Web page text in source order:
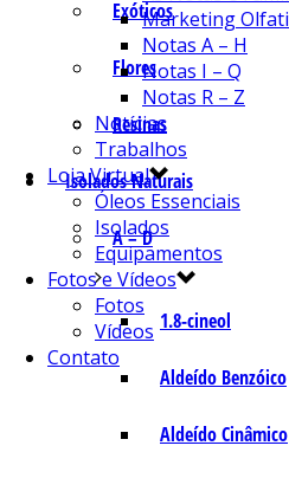
Exóticos
Flores
Resinas
Isolados Naturais
A – D
1.8-cineol
Aldeído Benzóico
Aldeído Cinâmico
Marketing
Notas A – H
Notas I – Q
Notas R – Z
Notícias
Trabalhos
Loja Virtual
Óleos Essenciais
Isolados
Equipamentos
Fotos e Vídeos
Fotos
Vídeos
Contato